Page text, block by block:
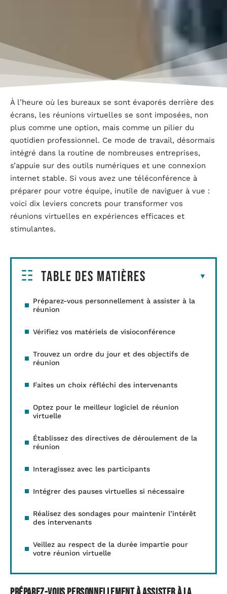
À l’heure où les bureaux se sont évaporés derrière des
écrans, les réunions virtuelles se sont imposées, non
plus comme une option, mais comme un pilier du
quotidien professionnel. Ce mode de travail, désormais
intégré dans la routine de nombreuses entreprises,
s’appuie sur des outils numériques et une connexion
internet stable. Si vous avez une téléconférence à
préparer pour votre équipe, inutile de naviguer à vue :
voici dix leviers concrets pour transformer vos
réunions virtuelles en expériences efficaces et
stimulantes.
Table des matières
Préparez-vous personnellement à assister à la
réunion
Vérifiez vos matériels de visioconférence
Trouvez un ordre du jour et des objectifs de
réunion
Faites un choix réfléchi des intervenants
Optez pour le meilleur logiciel de réunion
virtuelle
Établissez des directives de déroulement de la
réunion
Interagissez avec les participants
Intégrer des pauses virtuelles si nécessaire
Réalisez des sondages pour maintenir l’intérêt
des intervenants
Veillez au respect de la durée impartie pour
votre réunion virtuelle